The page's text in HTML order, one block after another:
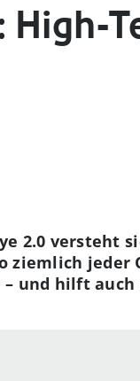
High-
2.0 versteht
ziemlich
– und hilft